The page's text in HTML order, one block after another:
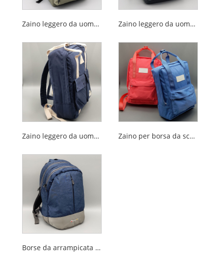
Zaino leggero da uomo in nylon tinto di medie dimensioni Zaino leggero da uomo per uso quotidiano
Zaino leggero da uomo in cotone tinto per uso quotidiano Zaino per borsa da scuola in nylon marea versione coreana neutra
Borse da arrampicata sportive con zaino leggero